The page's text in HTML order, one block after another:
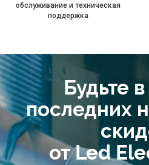
обслуживание и техническая
поддержка
Будьте
последних
от Led